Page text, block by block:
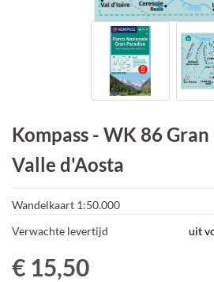
Kompass - WK 86
Valle d'Aosta
Wandelkaart 1:50.000
Verwachte levertijd
uit
€ 15,50